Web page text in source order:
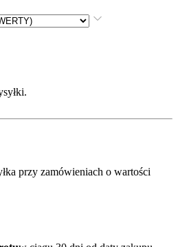
przy zamówieniach o wartości